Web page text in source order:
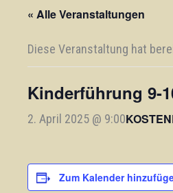
« Alle Veranstaltungen
Diese Veranstaltung hat
Kinderführung 9-
2. April 2025 @ 9:00
Zum Kalender